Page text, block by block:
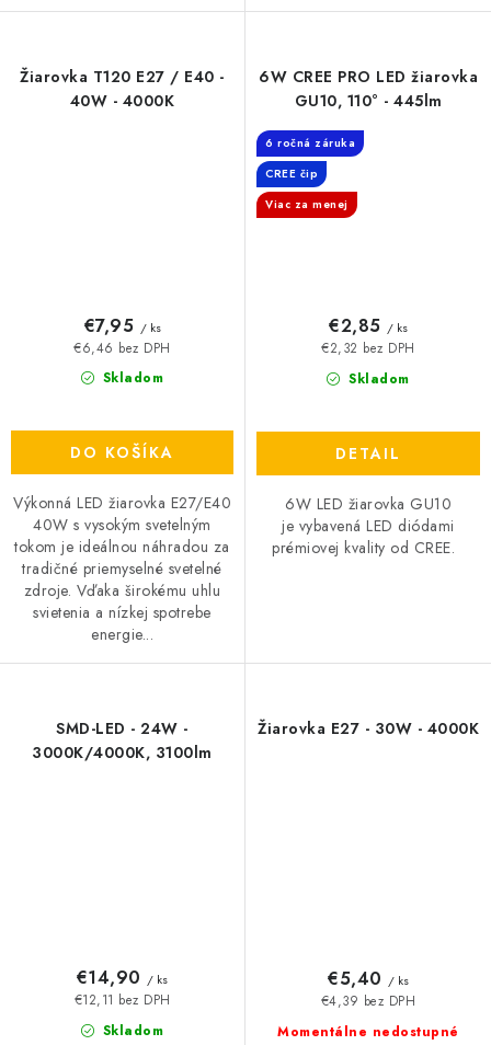
Žiarovka T120 E27 / E40 -
40W - 4000K
Skladom
€6,46 bez DPH
€7,95 / ks
DO KOŠÍKA
Výkonná LED žiarovka E27/E40
40W s vysokým svetelným
tokom je ideálnou náhradou za
tradičné priemyselné svetelné
zdroje. Vďaka širokému uhlu
svietenia a nízkej spotrebe
energie...
6W CREE PRO LED žiarovka
GU10, 110° - 445lm
6 ročná záruka
CREE čip
Viac za menej
Skladom
€2,32 bez DPH
€2,85 / ks
DETAIL
6W LED žiarovka GU10
je vybavená LED diódami
prémiovej kvality od CREE.
SMD-LED - 24W -
3000K/4000K, 3100lm
Skladom
€12,11 bez DPH
€14,90 / ks
Žiarovka E27 - 30W - 4000K
Momentálne nedostupné
€4,39 bez DPH
€5,40 / ks